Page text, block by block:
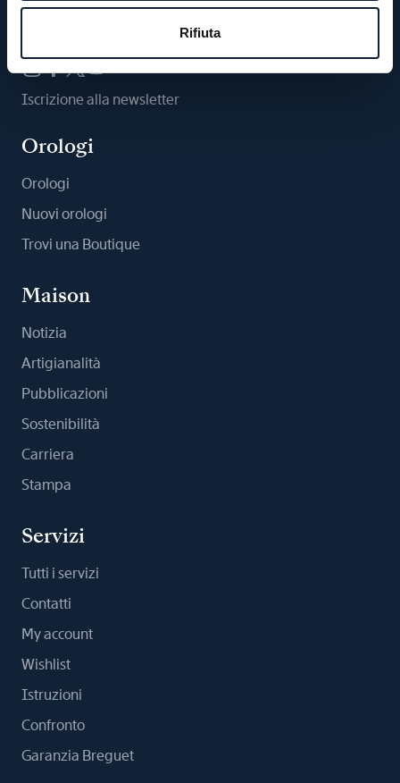
Rifiuta
Iscrizione alla newsletter
Orologi
Orologi
Nuovi orologi
Trovi una Boutique
Maison
Notizia
Artigianalità
Pubblicazioni
Sostenibilità
Carriera
Stampa
Servizi
Tutti i servizi
Contatti
My account
Wishlist
Istruzioni
Confronto
Garanzia Breguet